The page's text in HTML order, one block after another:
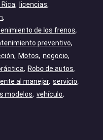
licencias
de los frenos
preventivo
Motos negocio
Robo de autos
al manejar servicio
modelos vehículo